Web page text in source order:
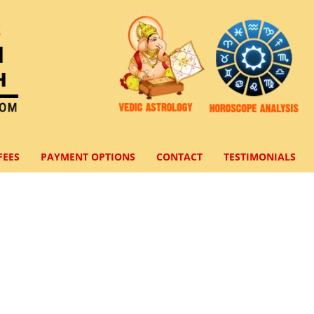
PAYMENT OPTIONS CONTACT TESTIMONIALS